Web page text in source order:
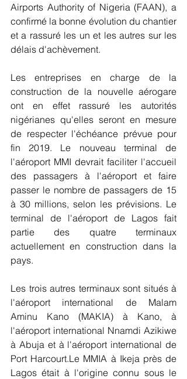
Airports Authority of Nigeria (FAAN), a
confirmé la bonne évolution du chantier
et a rassuré les un et les autres sur les
délais d'achèvement.
Les entreprises en charge de la
construction de la nouvelle aérogare
ont en effet rassuré les autorités
nigérianes qu'elles seront en mesure
de respecter l'échéance prévue pour
fin 2019. Le nouveau terminal de
l'aéroport MMI devrait faciliter l'accueil
des passagers à l'aéroport et faire
passer le nombre de passagers de 15
à 30 millions, selon les prévisions. Le
terminal de l'aéroport de Lagos fait
partie des quatre terminaux
actuellement en construction dans la
pays.
Les trois autres terminaux sont situés à
l'aéroport international de Malam
Aminu Kano (MAKIA) à Kano, à
l'aéroport international Nnamdi Azikiwe
à Abuja et à l'aéroport international de
Port Harcourt.Le MMIA à Ikeja près de
Lagos était à l'origine connu sous le